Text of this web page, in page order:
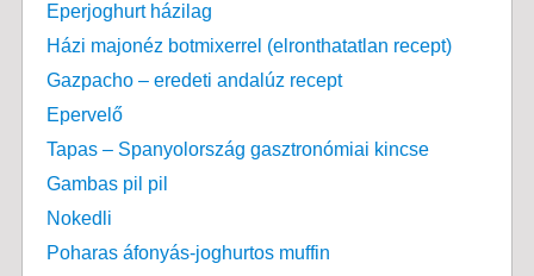
Eperjoghurt házilag
Házi majonéz botmixerrel (elronthatatlan recept)
Gazpacho – eredeti andalúz recept
Epervelő
Tapas – Spanyolország gasztronómiai kincse
Gambas pil pil
Nokedli
Poharas áfonyás-joghurtos muffin